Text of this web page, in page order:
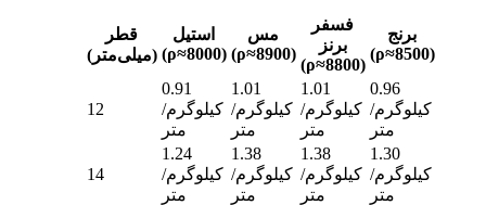
قطر
(میلی‌متر)
استیل
(ρ≈8000)
مس
(ρ≈8900)
فسفر
برنز
(ρ≈8800)
برنج
(ρ≈8500)
12
0.91
کیلوگرم/
متر
1.01
کیلوگرم/
متر
1.01
کیلوگرم/
متر
0.96
کیلوگرم/
متر
14
1.24
کیلوگرم/
متر
1.38
کیلوگرم/
متر
1.38
کیلوگرم/
متر
1.30
کیلوگرم/
متر